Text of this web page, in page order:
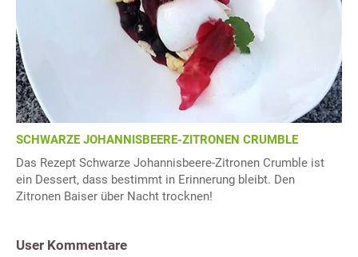
SCHWARZE JOHANNISBEERE-ZITRONEN CRUMBLE
Das Rezept Schwarze Johannisbeere-Zitronen Crumble ist
ein Dessert, dass bestimmt in Erinnerung bleibt. Den
Zitronen Baiser über Nacht trocknen!
User Kommentare